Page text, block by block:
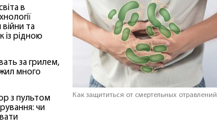
в
та
із рідною
за грилем,
много
з пультом
чи
Как защититься от смертельных отравлений